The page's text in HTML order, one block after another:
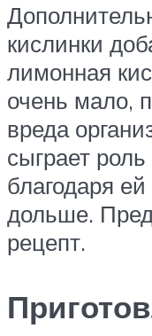
кислинки
лимонная
очень мало,
вреда
сыграет
благодаря
дольше.
рецепт.